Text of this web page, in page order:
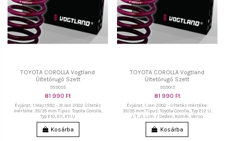
TOYOTA COROLLA Vogtland
Ültetőrugó Szett
959055
81 990 Ft
Évjárat: 1 May 1992 - 31 Jan 2002 Ültetés
mértéke: 35/35 mm Típus: Toyota Corolla,
Typ E10, E11, E11 U
Kosárba
TOYOTA COROLLA Vogtland
Ültetőrugó Szett
959013
81 990 Ft
Évjárat: 1 Jan 2002 - Ültetés mértéke:
35/35 mm Típus: Toyota Corolla, Typ E12 U,
J, T, J1, Lim. / Sedan, Kombi, Verso
Kosárba